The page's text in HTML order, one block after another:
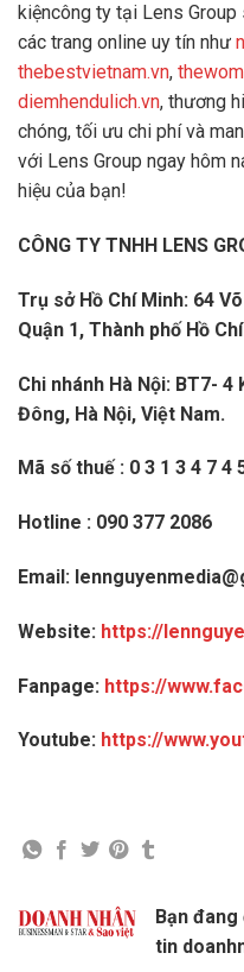
kiệncông ty tại Lens
các trang online uy tín như
thebestvietnam.vn,
diemhendulich.vn, thương
chóng, tối ưu chi phí và
với Lens Group ngay hôm
hiệu của bạn!
CÔNG TY TNHH LENS
Trụ sở Hồ Chí Minh: 64
Quận 1, Thành phố Hồ
Chi nhánh Hà Nội: BT7- 4
Đông, Hà Nội, Việt Nam.
Mã số thuế : 0 3 1 3 4 7 4
Hotline : 090 377 2086
Email:
Website: https://
Fanpage: https://
Youtube: https://
Bạn
tin